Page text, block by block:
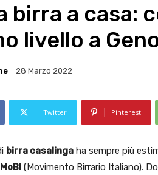
birra a casa:
livello a
28 Marzo 2022
Twitter Pinterest
birra casalinga ha sempre più
MoBI (Movimento Birrario Italiano).